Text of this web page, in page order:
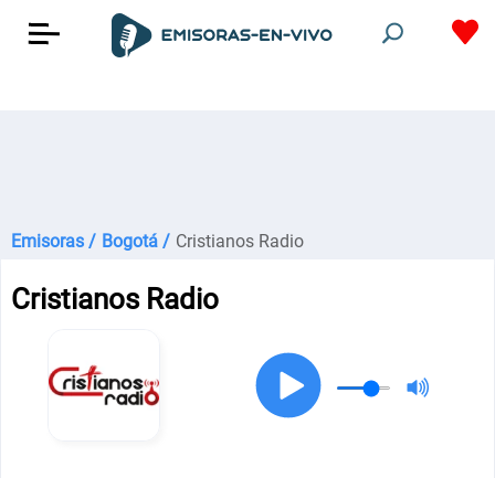
Emisoras / Bogotá / Cristianos Radio
Cristianos Radio